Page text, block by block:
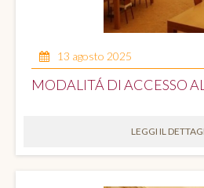
13 agosto 2025
MODALITÁ DI ACCESSO
LEGGI IL